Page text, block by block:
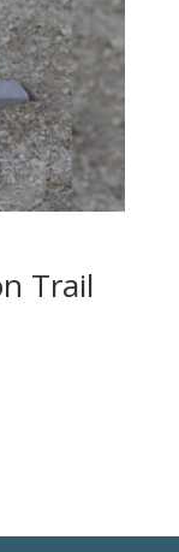
Trail